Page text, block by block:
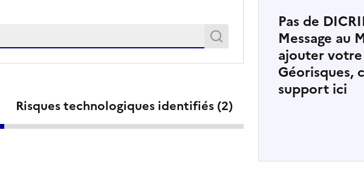
Rechercher
Recherche
Risques technologiques identifiés (2)
Pas de
Message au
ajouter
Géorisques,
support ici